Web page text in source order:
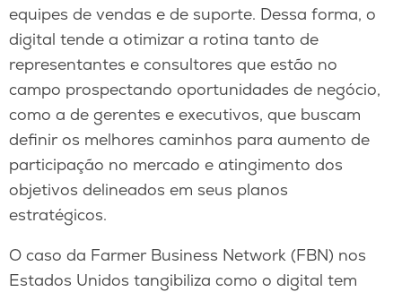
equipes de vendas e de suporte. Dessa forma, o
digital tende a otimizar a rotina tanto de
representantes e consultores que estão no
campo prospectando oportunidades de negócio,
como a de gerentes e executivos, que buscam
definir os melhores caminhos para aumento de
participação no mercado e atingimento dos
objetivos delineados em seus planos
estratégicos.
O caso da Farmer Business Network (FBN) nos
Estados Unidos tangibiliza como o digital tem